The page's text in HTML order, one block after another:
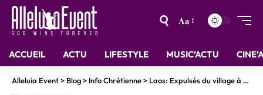
Aa
ACCUEIL ACTU LIFESTYLE MUSIC’ACTU
Alleluia Event> Blog> Info Chrétienne> Laos: Expulsés du village à cause de leur foi et leur attachement en Jésus Christ.